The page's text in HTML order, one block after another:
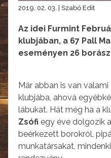
2019. 02. 03. | Szabó Edit
Az idei Furmint
klubjában, a 67 Pall
eseményen 26
Már abban is van
klubjába, ahová
lábukat. Hát még ha a
Zsófi egy éve dolgozik
beérkezett borokról,
munkatársakat,